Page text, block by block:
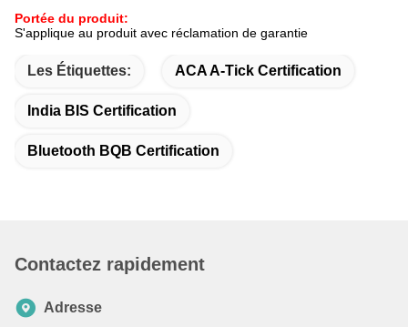
Portée du produit:
S'applique au produit avec réclamation de garantie
Les Étiquettes: ACA A-Tick Certification
India BIS Certification
Bluetooth BQB Certification
Contactez rapidement
Adresse